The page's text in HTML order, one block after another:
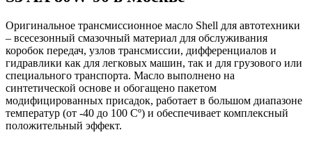
Оригинальное трансмиссионное масло Shell для автотехники
– всесезонный смазочный материал для обслуживания
коробок передач, узлов трансмиссии, дифференциалов и
гидравлики как для легковых машин, так и для грузового или
специального транспорта. Масло выполнено на
синтетической основе и обогащено пакетом
модифицированных присадок, работает в большом диапазоне
температур (от -40 до 100 Сº) и обеспечивает комплексный
положительный эффект.